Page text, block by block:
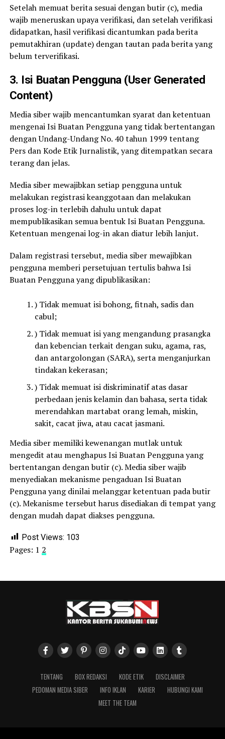
Setelah memuat berita sesuai dengan butir (c), media
wajib meneruskan upaya verifikasi, dan setelah verifikasi
didapatkan, hasil verifikasi dicantumkan pada berita
pemutakhiran (update) dengan tautan pada berita yang
belum terverifikasi.
3. Isi Buatan Pengguna (User Generated
Content)
Media siber wajib mencantumkan syarat dan ketentuan
mengenai Isi Buatan Pengguna yang tidak bertentangan
dengan Undang-Undang No. 40 tahun 1999 tentang
Pers dan Kode Etik Jurnalistik, yang ditempatkan secara
terang dan jelas.
Media siber mewajibkan setiap pengguna untuk
melakukan registrasi keanggotaan dan melakukan
proses log-in terlebih dahulu untuk dapat
mempublikasikan semua bentuk Isi Buatan Pengguna.
Ketentuan mengenai log-in akan diatur lebih lanjut.
Dalam registrasi tersebut, media siber mewajibkan
pengguna memberi persetujuan tertulis bahwa Isi
Buatan Pengguna yang dipublikasikan:
) Tidak memuat isi bohong, fitnah, sadis dan
cabul;
) Tidak memuat isi yang mengandung prasangka
dan kebencian terkait dengan suku, agama, ras,
dan antargolongan (SARA), serta menganjurkan
tindakan kekerasan;
) Tidak memuat isi diskriminatif atas dasar
perbedaan jenis kelamin dan bahasa, serta tidak
merendahkan martabat orang lemah, miskin,
sakit, cacat jiwa, atau cacat jasmani.
Media siber memiliki kewenangan mutlak untuk
mengedit atau menghapus Isi Buatan Pengguna yang
bertentangan dengan butir (c). Media siber wajib
menyediakan mekanisme pengaduan Isi Buatan
Pengguna yang dinilai melanggar ketentuan pada butir
(c). Mekanisme tersebut harus disediakan di tempat yang
dengan mudah dapat diakses pengguna.
Post Views: 103
Pages: 1 2
TENTANG BOX REDAKSI KODE ETIK
DISCLAIMER
PEDOMAN MEDIA SIBER
INFO IKLAN KARIER
HUBUNGI KAMI
MEET THE TEAM